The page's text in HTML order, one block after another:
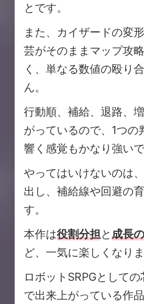
とです。
また、カイザードの変
芸がそのままマップ攻
く、単なる数値の殴り
ん。
行動順、補給、退路、
がっているので、1つ
響く感覚もかなり強いで
やってはいけないのは
出し、補給線や回避の
す。
本作は役割分担と成長
ど、一気に楽しくなりま
ロボットSRPGとして
で出来上がっている作品